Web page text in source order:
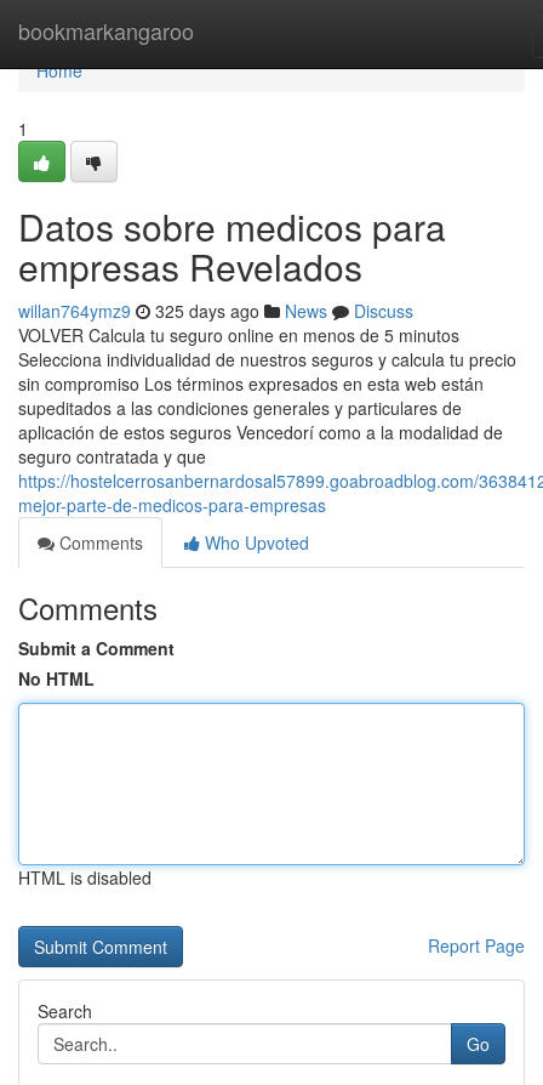
bookmarkangaroo
Home
Home
1
Datos sobre medicos para
empresas Revelados
willan764ymz9 325 days ago News
Discuss
VOLVER Calcula tu seguro online en menos de 5 minutos
Selecciona individualidad de nuestros seguros y calcula tu precio
sin compromiso Los términos expresados en esta web están
supeditados a las condiciones generales y particulares de
aplicación de estos seguros Vencedorí como a la modalidad de
seguro contratada y que
https://hostelcerrosanbernardosal57899.goabroadblog.com/
mejor-parte-de-medicos-para-empresas
Comments
Who Upvoted
Comments
Submit a Comment
No HTML
HTML is disabled
Report Page
Search
Go